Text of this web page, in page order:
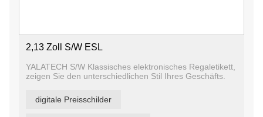
2,13 Zoll S/W ESL
YALATECH S/W Klassisches elektronisches Regaletikett,
zeigen Sie den unterschiedlichen Stil Ihres Geschäfts.
digitale Preisschilder